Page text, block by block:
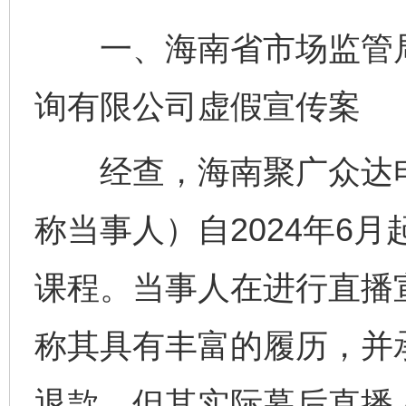
一、海南省市场监管
询有限公司虚假宣传案
经查，海南聚广众达
称当事人）自2024年6月
课程。当事人在进行直
称其具有丰富的履历，